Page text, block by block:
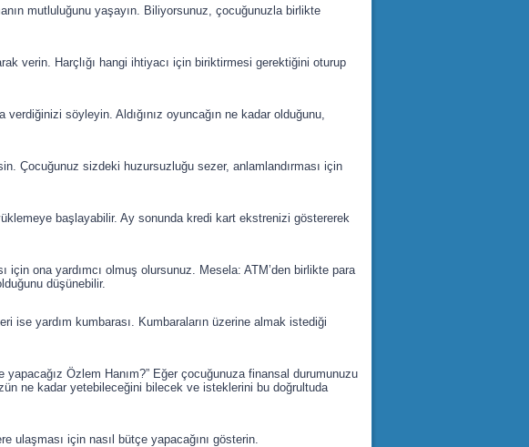
mutluluğunu yaşayın. Biliyorsunuz, çocuğunuzla birlikte
verin. Harçlığı hangi ihtiyacı için biriktirmesi gerektiğini oturup
söyleyin. Aldığınız oyuncağın ne kadar olduğunu,
Çocuğunuz sizdeki huzursuzluğu sezer, anlamlandırması için
başlayabilir. Ay sonunda kredi kart ekstrenizi göstererek
için ona yardımcı olmuş olursunuz. Mesela: ATM’den birlikte para
düşünebilir.
ise yardım kumbarası. Kumbaraların üzerine almak istediği
Özlem Hanım?” Eğer çocuğunuza finansal durumunuzu
ne kadar yetebileceğini bilecek ve isteklerini bu doğrultuda
ulaşması için nasıl bütçe yapacağını gösterin.